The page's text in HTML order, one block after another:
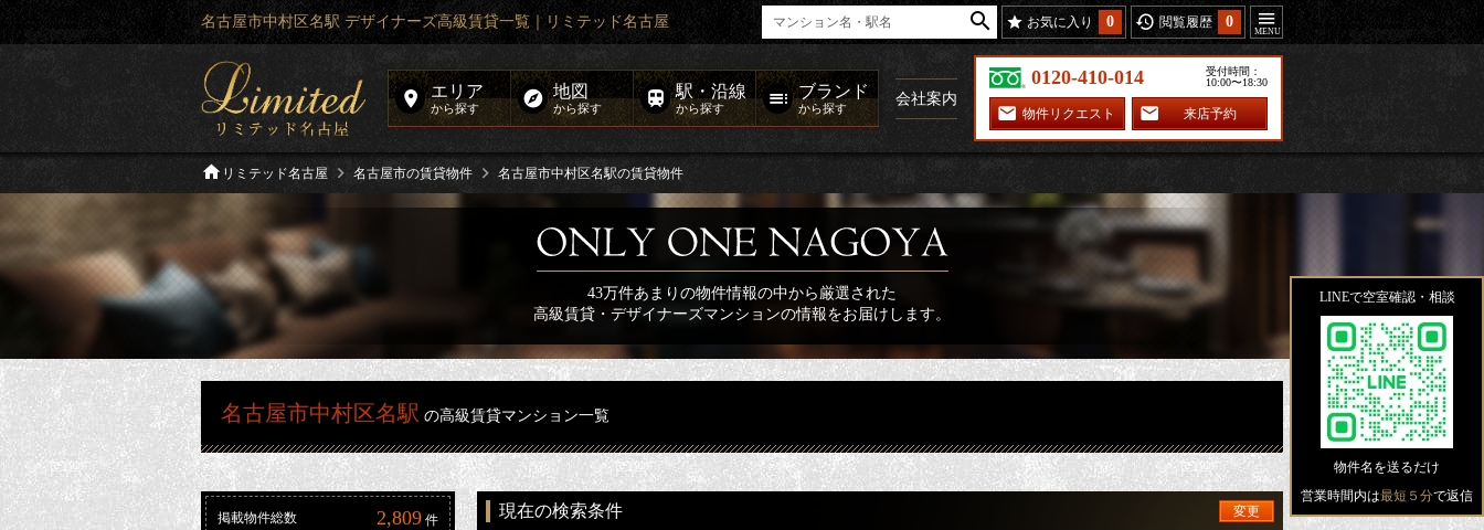
名古屋市中村区名駅 デザイナーズ高級賃貸一覧｜リミテッド名古屋 お気に入り 0 閲覧履歴 0
エリア
から探す
地図
から探す
駅・沿線
から探す
ブランド
から探す
会社案内
0120-410-014
受付時間：
10:00〜18:30
物件リクエスト 来店予約
リミテッド名古屋 名古屋市の賃貸物件 名古屋市中村区名駅の賃貸物件
43万件あまりの物件情報の中から厳選された
高級賃貸・デザイナーズマンションの情報をお届けします。
名古屋市中村区名駅 の高級賃貸マンション一覧
掲載物件総数 2,809 件
現在の検索条件 変更
LINEで空室確認・相談
物件名を送るだけ
営業時間内は最短５分で返信